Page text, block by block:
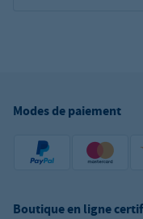
Modes de paiement
Boutique en ligne